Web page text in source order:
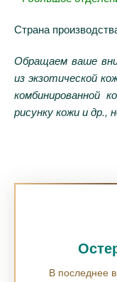
Страна
Обращаем ваше
из экзотической
рисунку кожи и др.,
В последнее